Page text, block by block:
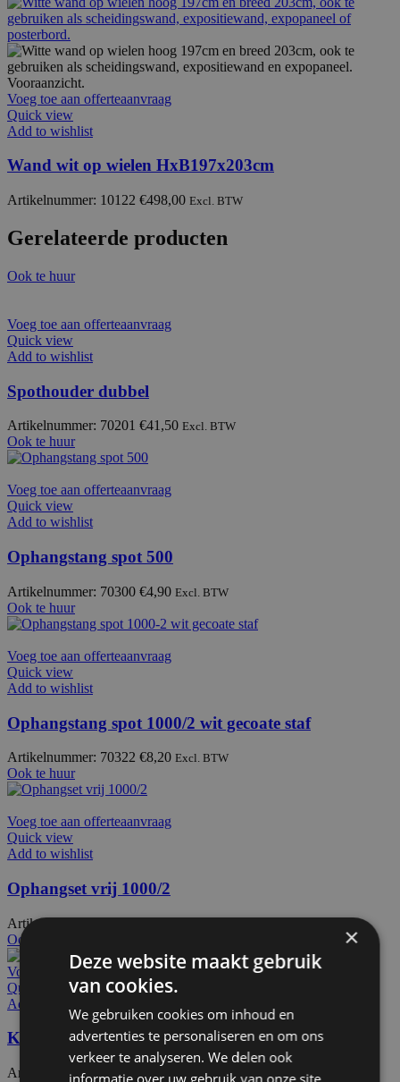
Voeg toe aan offerteaanvraag
Quick view
Add to wishlist
Wand wit op wielen HxB197x203cm
Artikelnummer: 10122 €498,00 Excl. BTW
Gerelateerde producten
Ook te huur
Voeg toe aan offerteaanvraag
Quick view
Add to wishlist
Spothouder dubbel
Artikelnummer: 70201 €41,50 Excl. BTW
Ook te huur
Voeg toe aan offerteaanvraag
Quick view
Add to wishlist
Ophangstang spot 500
Artikelnummer: 70300 €4,90 Excl. BTW
Ook te huur
Voeg toe aan offerteaanvraag
Quick view
Add to wishlist
Ophangstang spot 1000/2 wit gecoate staf
Artikelnummer: 70322 €8,20 Excl. BTW
Ook te huur
Voeg toe aan offerteaanvraag
Quick view
Add to wishlist
Ophangset vrij 1000/2
Artikelnummer: 70305
Ook te huur
Voeg toe aan offerteaanvraag
Quick view
Add to wishlist
Kapstok B35cm 3 haken
Artikelnummer: 50400 Excl. BTW
×
Deze website maakt gebruik
van cookies.
We gebruiken cookies om inhoud en
advertenties te personaliseren en om ons
verkeer te analyseren. We delen ook
informatie over uw gebruik van onze site